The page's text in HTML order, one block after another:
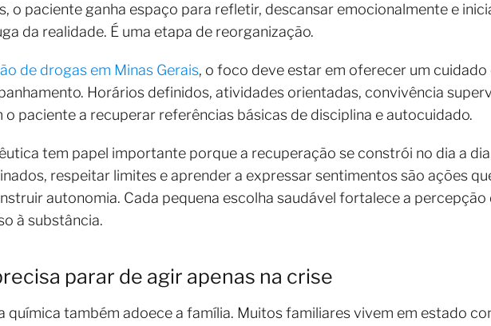
o paciente ganha espaço para refletir, descansar emocionalmente e
da realidade. É uma etapa de reorganização.
de drogas em Minas Gerais, o foco deve estar em oferecer um cuidado
Horários definidos, atividades orientadas, convivência
o paciente a recuperar referências básicas de disciplina e autocuidado.
tem papel importante porque a recuperação se constrói no dia a
respeitar limites e aprender a expressar sentimentos são ações
autonomia. Cada pequena escolha saudável fortalece a percepção
à substância.
parar de agir apenas na crise
química também adoece a família. Muitos familiares vivem em estado